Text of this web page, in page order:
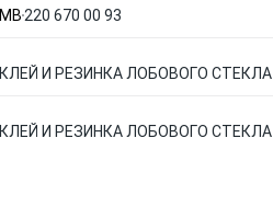
MB 220 670 00 93
КЛЕЙ И РЕЗИНКА ЛОБОВОГО СТЕКЛА
КЛЕЙ И РЕЗИНКА ЛОБОВОГО СТЕКЛА